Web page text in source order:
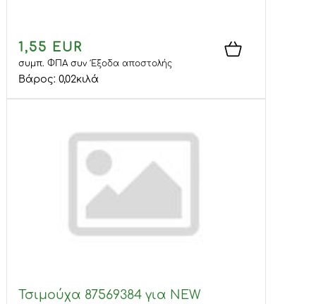
1,55 EUR
συμπ. ΦΠΑσυνΈξοδα αποστολής
Βάρος: 0,02κιλά
Τσιμούχα 87569384 για NEW